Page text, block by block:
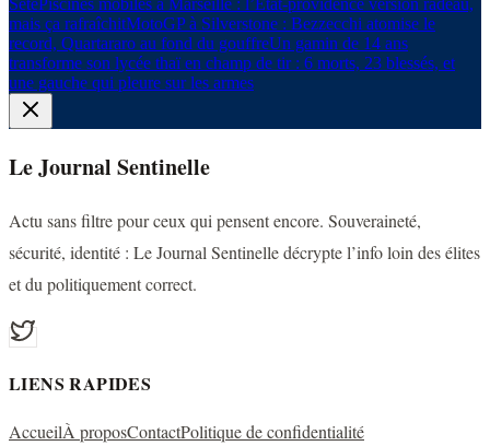
SètePiscines mobiles à Marseille : l’État-providence version radeau,
mais ça rafraîchitMotoGP à Silverstone : Bezzecchi atomise le
record, Quartararo au fond du gouffreUn gamin de 14 ans
transforme son lycée thaï en champ de tir : 6 morts, 23 blessés, et
une gauche qui pleure sur les armes
Le Journal Sentinelle
Actu sans filtre pour ceux qui pensent encore. Souveraineté,
sécurité, identité : Le Journal Sentinelle décrypte l’info loin des élites
et du politiquement correct.
LIENS RAPIDES
AccueilÀ proposContactPolitique de confidentialité